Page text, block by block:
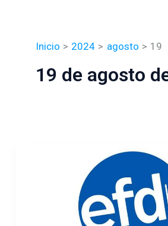
Inicio 2024 agosto 19
19 de agosto